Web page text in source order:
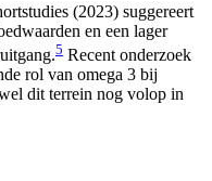
(2023) suggereert
en een lager
5 Recent onderzoek
rol van omega 3 bij
dit terrein nog volop in